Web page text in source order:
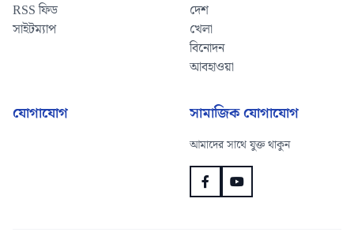
RSS ফিড
সাইটম্যাপ
দেশ
খেলা
বিনোদন
আবহাওয়া
যোগাযোগ সামাজিক যোগাযোগ
আমাদের সাথে যুক্ত থাকুন